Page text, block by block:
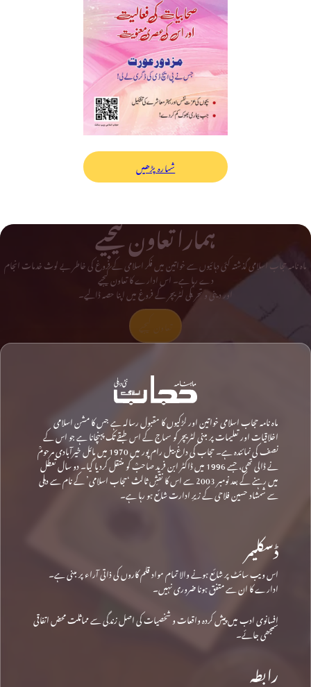
شمارہ پڑھیں
ہمارا تعاون کیجیے
ماہ نامہ حجاب اسلامی گذشتہ کئی دہائیوں سے خواتین میں فکر اسلامی کے فروغ کی خاطر بے لوث خدمات انجام
دے رہا ہے۔ اس ادارے کا تعاون کیجیے
اور دینی و تحریکی لٹریچر کے فروغ میں اپنا حصہ ڈالیے۔
ماہ نامہ حجاب اسلامی خواتین اور لڑکیوں کا مقبول رسالہ ہے جس کا مشن اسلامی
اخلاقیات اور تعلیمات پر مبنی لٹریچر کو سماج کے اس طبقے تک پہنچانا ہے جو اس کے
نصف کی نمائندہ ہے۔ حجاب کی داغ بیل رام پور میں 1970 میں مائل خیرآبادی مرحومؒ
نے ڈالی تھی، جسے 1996 میں ڈاکٹر ابن فرید صاحبؒ کو منتقل کردیا گیا۔ دو سال تعطل
میں رہنے کے بعد نومبر 2003 سے اس کا نقشِ ثالث ‘حجاب اسلامی’ کے نام سے دہلی
سے شمشاد حسین فلاحی کے زیرِ ادارت شائع ہو رہا ہے۔
ڈسکلیمر
اس ویب سائٹ پر شائع ہونے والا تمام مواد قلم کاروں کی ذاتی آراء پر مبنی ہے۔
ادارے کا ان سے متفق ہونا ضروری نہیں۔
افسانوی ادب میں پیش کردہ واقعات و شخصیات کی اصل زندگی سے مماثلت محض اتفاقی
سمجھی جائے۔
رابطہ